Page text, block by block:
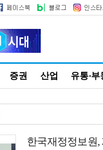
증권 산업 유통·부